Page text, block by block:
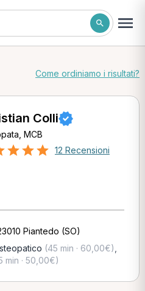
Come ordiniamo i risultati?
Colli
MCB
12 Recensioni
Piantedo (SO)
(45 min · 60,00€)
min · 50,00€)